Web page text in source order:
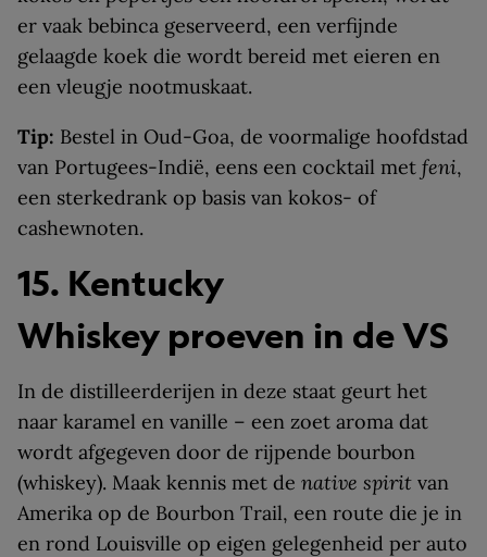
er vaak bebinca geserveerd, een verfijnde
gelaagde koek die wordt bereid met eieren en
een vleugje nootmuskaat.
Tip: Bestel in Oud-Goa, de voormalige hoofdstad
van Portugees-Indië, eens een cocktail met feni,
een sterkedrank op basis van kokos- of
cashewnoten.
15. Kentucky
Whiskey proeven in de VS
In de distilleerderijen in deze staat geurt het
naar karamel en vanille – een zoet aroma dat
wordt afgegeven door de rijpende bourbon
(whiskey). Maak kennis met de native spirit van
Amerika op de Bourbon Trail, een route die je in
en rond Louisville op eigen gelegenheid per auto